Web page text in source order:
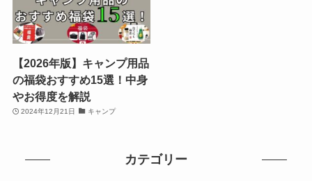
【2026年版】キャンプ用品
の福袋おすすめ15選！中身
やお得度を解説
2024年12月21日 キャンプ
カテゴリー